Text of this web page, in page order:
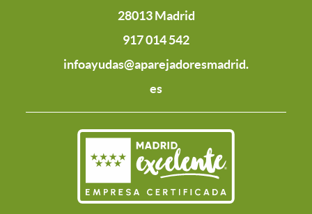
28013 Madrid
917 014 542
infoayudas@aparejadoresmadrid.
es